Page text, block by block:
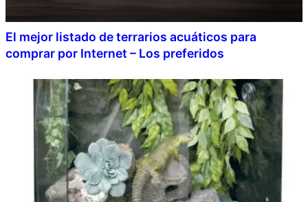
El mejor listado de terrarios acuáticos para
comprar por Internet – Los preferidos